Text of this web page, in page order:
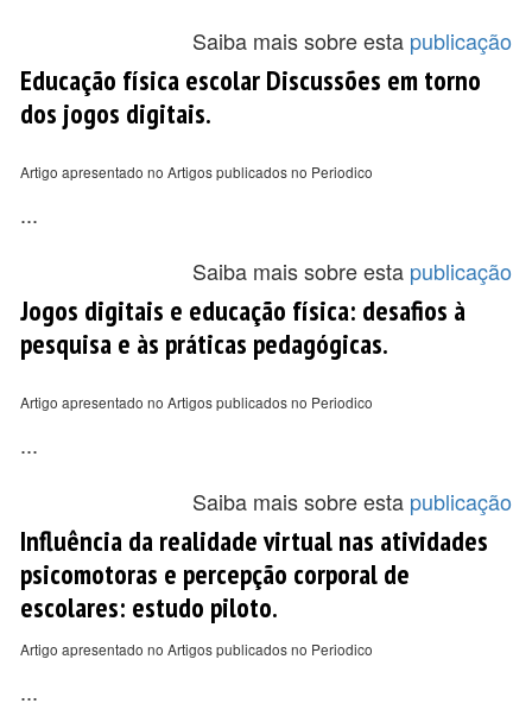
Saiba mais sobre esta publicação
Educação física escolar Discussões em torno
dos jogos digitais.
Artigo apresentado no Artigos publicados no Periodico
...
Saiba mais sobre esta publicação
Jogos digitais e educação física: desafios à
pesquisa e às práticas pedagógicas.
Artigo apresentado no Artigos publicados no Periodico
...
Saiba mais sobre esta publicação
Influência da realidade virtual nas atividades
psicomotoras e percepção corporal de
escolares: estudo piloto.
Artigo apresentado no Artigos publicados no Periodico
...